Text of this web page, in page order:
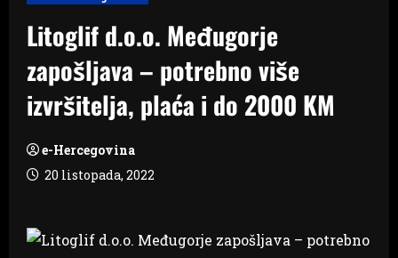
Litoglif d.o.o. Međugorje
zapošljava – potrebno više
izvršitelja, plaća i do 2000 KM
e-Hercegovina
20 listopada, 2022